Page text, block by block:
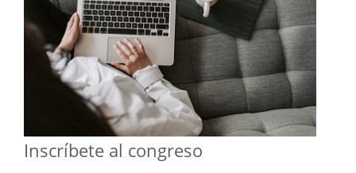
Inscríbete al congreso